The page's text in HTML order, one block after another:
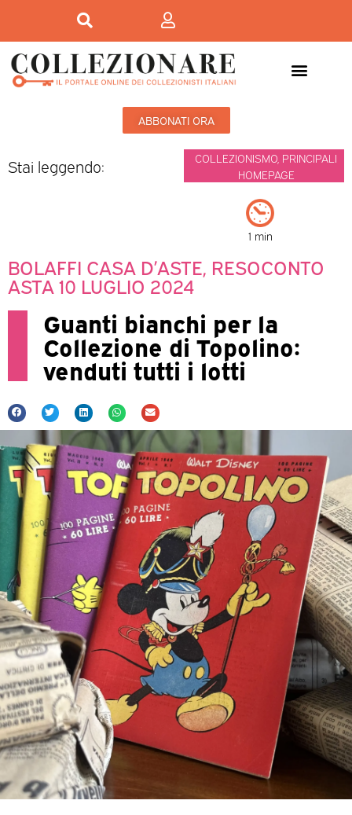
ABBONATI ORA
Stai leggendo: COLLEZIONISMO PRINCIPALI
HOMEPAGE
1 min
BOLAFFI CASA D’ASTE, RESOCONTO
ASTA 10 LUGLIO 2024
Guanti bianchi per la
Collezione di Topolino:
venduti tutti i lotti